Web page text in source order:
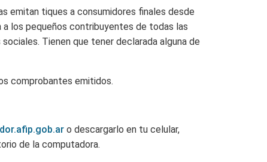
emitan tiques a consumidores finales desde
los pequeños contribuyentes de todas las
Tienen que tener declarada alguna de
comprobantes emitidos.
o descargarlo en tu celular,
de la computadora.